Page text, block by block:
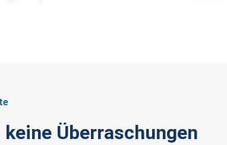
Überraschungen